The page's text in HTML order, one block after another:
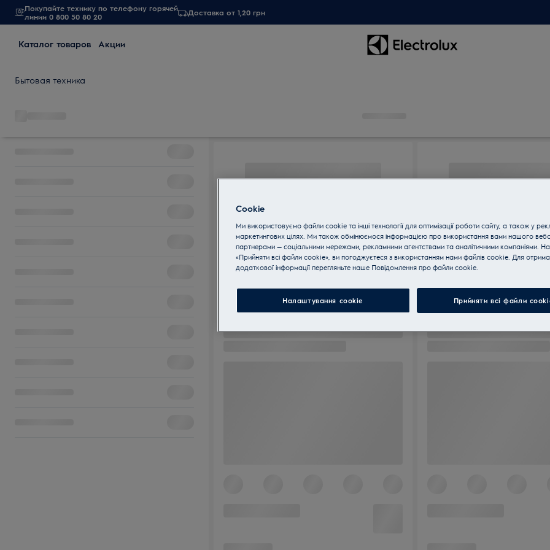
Покупайте технику по телефону горячей
линии 0 800 50 80 20
Доставка от 1,20 грн
Каталог товаров Акции
Бытовая техника
Cookie
Ми використовуємо файли cookie та інші технології для оптимізації роботи сайту, а також у
маркетингових цілях. Ми також обмінюємося інформацією про використання вами нашого
партнерами — соціальними мережами, рекламними агентствами та аналітичними компаніями.
«Прийняти всі файли cookie», ви погоджуєтеся з використанням нами файлів cookie. Для
додаткової інформації перегляньте наше Пoвідомлення прo файли cookie.
Налаштування cookie Прийняти всі файли